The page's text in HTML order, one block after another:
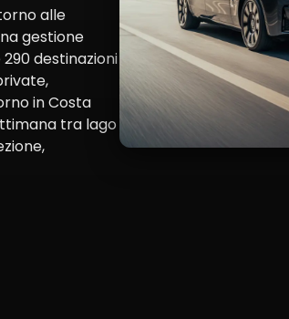
alle
gestione
destinazioni
in Costa
tra lago